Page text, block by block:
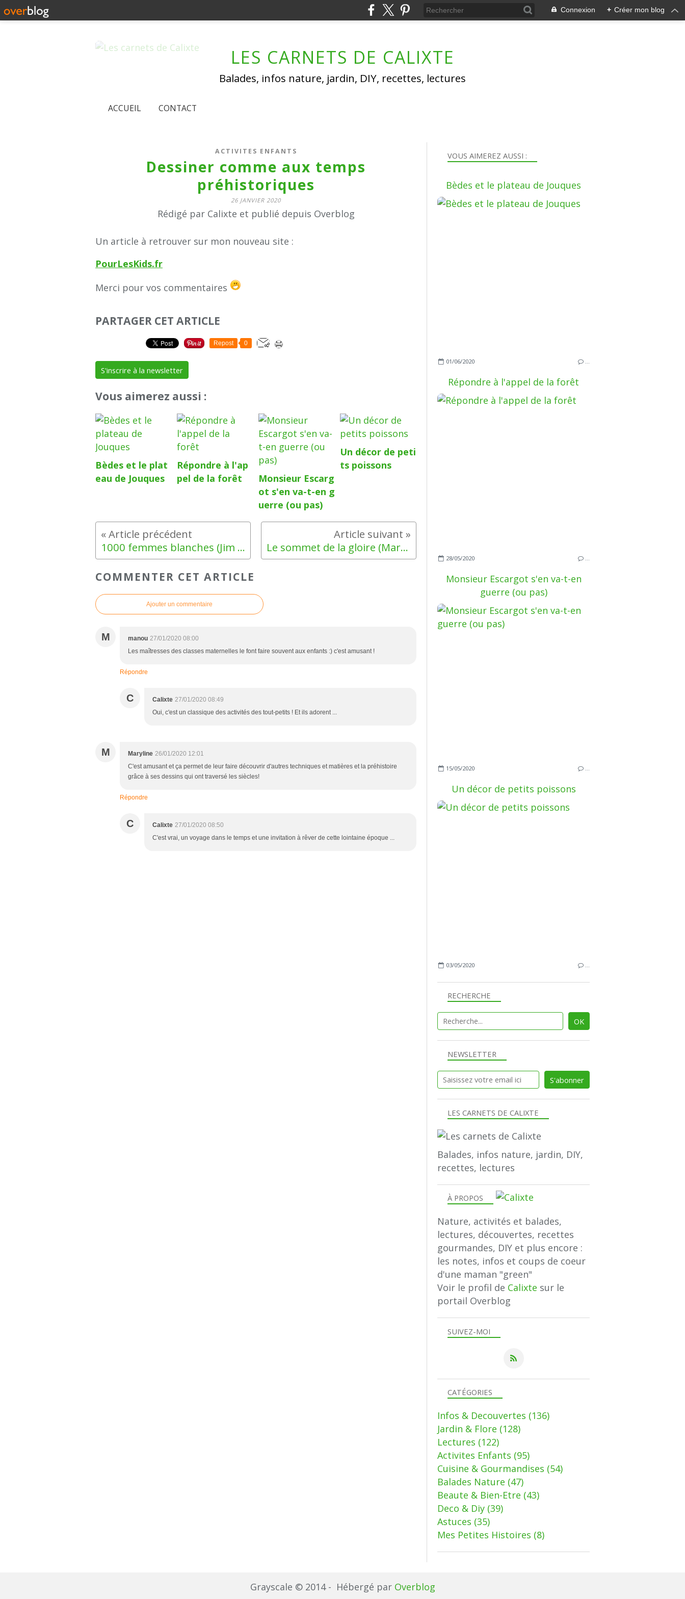
Connexion + Créer mon blog
LES CARNETS DE CALIXTE
Balades, infos nature, jardin, DIY, recettes, lectures
ACCUEIL CONTACT
ACTIVITES ENFANTS
Dessiner comme aux temps
préhistoriques
26 JANVIER 2020
Rédigé par Calixte et publié depuis Overblog
Un article à retrouver sur mon nouveau site :
PourLesKids.fr
Merci pour vos commentaires
PARTAGER CET ARTICLE
Repost 0
S'inscrire à la newsletter
Vous aimerez aussi :
Bèdes et le plat
eau de Jouques
Répondre à l'ap
pel de la forêt
Monsieur Escarg
ot s'en va-t-en g
uerre (ou pas)
Un décor de peti
ts poissons
1000 femmes blanches (Jim Fergus) Le sommet de la gloire (Marseille)
COMMENTER CET ARTICLE
Ajouter un commentaire
M manou 27/01/2020 08:00
Les maîtresses des classes maternelles le font faire souvent aux enfants :) c'est amusant !
Répondre
C Calixte 27/01/2020 08:49
Oui, c'est un classique des activités des tout-petits ! Et ils adorent ...
M Maryline 26/01/2020 12:01
C'est amusant et ça permet de leur faire découvrir d'autres techniques et matières et la préhistoire
grâce à ses dessins qui ont traversé les siècles!
Répondre
C Calixte 27/01/2020 08:50
C'est vrai, un voyage dans le temps et une invitation à rêver de cette lointaine époque ...
NEWSLETTER
SUIVEZ-MOI
RECHERCHE
LES CARNETS DE CALIXTE
Balades, infos nature, jardin, DIY,
recettes, lectures
À PROPOS
Nature, activités et balades,
lectures, découvertes, recettes
gourmandes, DIY et plus encore :
les notes, infos et coups de coeur
d'une maman "green"
Voir le profil de Calixte sur le
portail Overblog
VOUS AIMEREZ AUSSI :
Bèdes et le plateau de Jouques
01/06/2020
Répondre à l'appel de la forêt
28/05/2020
Monsieur Escargot s'en va-t-en
guerre (ou pas)
15/05/2020
Un décor de petits poissons
03/05/2020
CATÉGORIES
Infos & Decouvertes (136)
Jardin & Flore (128)
Lectures (122)
Activites Enfants (95)
Cuisine & Gourmandises (54)
Balades Nature (47)
Beaute & Bien-Etre (43)
Deco & Diy (39)
Astuces (35)
Mes Petites Histoires (8)
Grayscale © 2014 - Hébergé par Overblog